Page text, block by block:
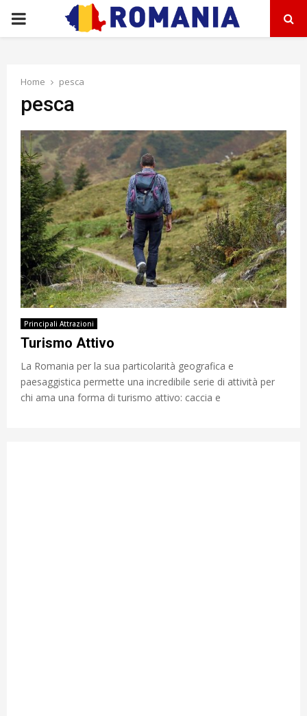
PRIMARY
Home pesca
pesca
Principali Attrazioni
Turismo Attivo
La Romania per la sua particolarità geografica e
paesaggistica permette una incredibile serie di attività per
chi ama una forma di turismo attivo: caccia e